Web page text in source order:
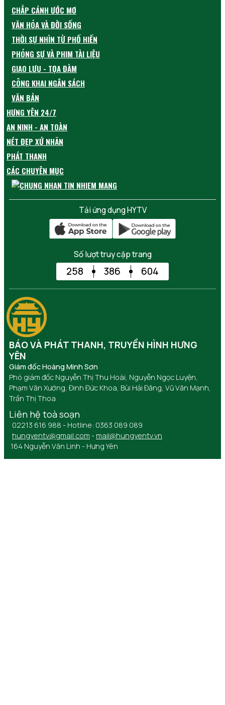
CHẮP CÁNH ƯỚC MƠ
VĂN HÓA VÀ ĐỜI SỐNG
THỜI SỰ NHÌN TỪ PHỐ HIẾN
PHÓNG SỰ VÀ PHIM TÀI LIỆU
GIAO LƯU - TỌA ĐÀM
CÔNG KHAI NGÂN SÁCH
VĂN BẢN
HƯNG YÊN 24/7
AN NINH - AN TOÀN
NÉT ĐẸP XỨ NHÃN
PHÁT THANH
CÁC CHUYÊN MỤC
Tải ứng dụng HYTV
Số lượt truy cập trang
258 386 604
BÁO VÀ PHÁT THANH, TRUYỀN HÌNH HƯNG
YÊN
Giám đốc Hoàng Minh Sơn
Phó giám đốc Nguyễn Thị Thu Hoài, Nguyễn Ngọc Luyện,
Phạm Văn Xướng, Đinh Đức Khoa, Bùi Hải Đăng, Vũ Văn Mạnh,
Trần Thị Thoa
Liên hệ toà soạn
02213 616 988 - Hotline: 0363 089 089
hungyentv@gmail.com - mail@hungyentv.vn
164 Nguyễn Văn Linh - Hưng Yên